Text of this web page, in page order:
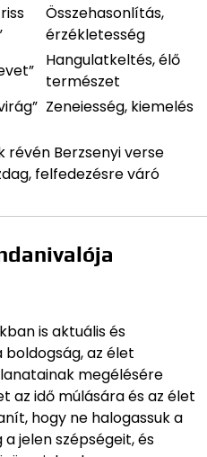
Összehasonlítás,
érzékletesség
Hangulatkeltés, élő
természet
Zeneiesség, kiemelés
révén Berzsenyi verse
felfedezésre váró
is aktuális és
boldogság, az élet
megélésére
az idő múlására és az élet
hogy ne halogassuk a
jelen szépségeit, és